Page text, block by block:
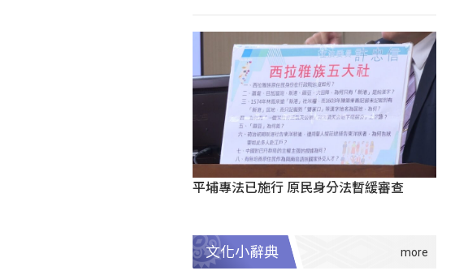
平埔專法已施行 原民身分法暫緩審查
文化小辭典